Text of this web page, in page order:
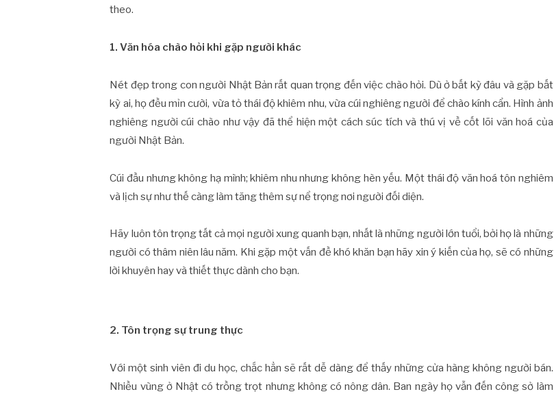
theo.
1. Văn hóa chào hỏi khi gặp người khác
Nét đẹp trong con người Nhật Bản rất quan trọng đến việc chào hỏi. Dù ở bất kỳ đâu và gặp bất
kỳ ai, họ đều mỉn cười, vừa tỏ thái độ khiêm nhu, vừa cúi nghiêng người để chào kính cẩn. Hình ảnh
nghiêng người cúi chào như vậy đã thể hiện một cách súc tích và thú vị về cốt lõi văn hoá của
người Nhật Bản.
Cúi đầu nhưng không hạ mình; khiêm nhu nhưng không hèn yếu. Một thái độ văn hoá tôn nghiêm
và lịch sự như thế càng làm tăng thêm sự nể trọng nơi người đối diện.
Hãy luôn tôn trọng tất cả mọi người xung quanh bạn, nhất là những người lớn tuổi, bởi họ là những
người có thâm niên lâu năm. Khi gặp một vấn đề khó khăn bạn hãy xin ý kiến của họ, sẽ có những
lời khuyên hay và thiết thực dành cho bạn.
2. Tôn trọng sự trung thực
Với một sinh viên đi du học, chắc hẳn sẽ rất dễ dàng để thấy những cửa hàng không người bán.
Nhiều vùng ở Nhật có trồng trọt nhưng không có nông dân. Ban ngày họ vẫn đến công sở làm